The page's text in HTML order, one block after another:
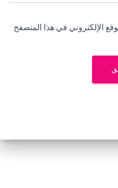
الإلكتروني في هذا المتصفح